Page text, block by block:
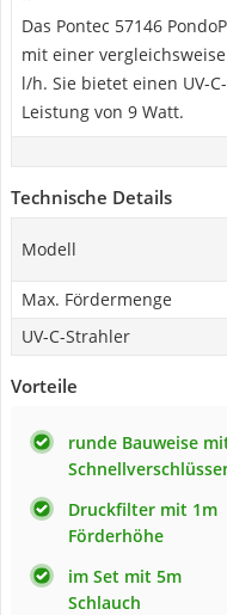
Das Pontec 57146
mit einer
l/h. Sie bietet einen UV-
Leistung von 9 Watt.
Technische Details
Modell
Max. Fördermenge
UV-C-Strahler
Vorteile
runde Bauweise
Druckfilter mit 1m
Förderhöhe
im Set mit 5m
Schlauch